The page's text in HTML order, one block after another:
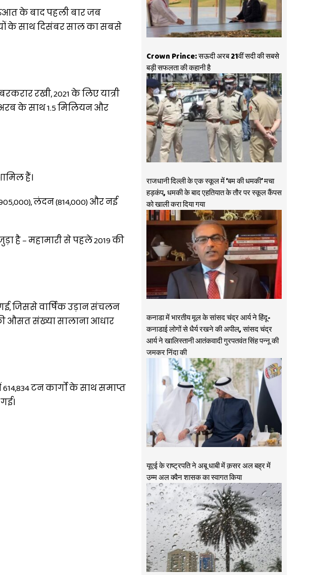
के बाद पहली बार जब
के साथ दिसंबर साल का सबसे
रखी, 2021 के लिए यात्री
के साथ 1.5 मिलियन और
हैं।
लंदन (814,000) और नई
है – महामारी से पहले 2019 की
जिससे वार्षिक उड़ान संचलन
की औसत संख्या सालाना आधार
टन कार्गो के साथ समाप्त
Crown Prince: सऊदी अरब 21वीं सदी की सबसे
बड़ी सफलता की कहानी है
राजधानी दिल्ली के एक स्कूल में ‘बम की धमकी’ मचा
हड़कंप, धमकी के बाद एहतियात के तौर पर स्कूल कैंपस
को खाली करा दिया गया
कनाडा में भारतीय मूल के सांसद चंद्र आर्य ने हिंदू-
कनाडाई लोगों से धैर्य रखने की अपील, सांसद चंद्र
आर्य ने खालिस्तानी आतंकवादी गुरपतवंत सिंह पन्नू की
जमकर निंदा की
यूएई के राष्ट्रपति ने अबू धाबी में क़सर अल बह्र में
उम्म अल क्वैन शासक का स्वागत किया